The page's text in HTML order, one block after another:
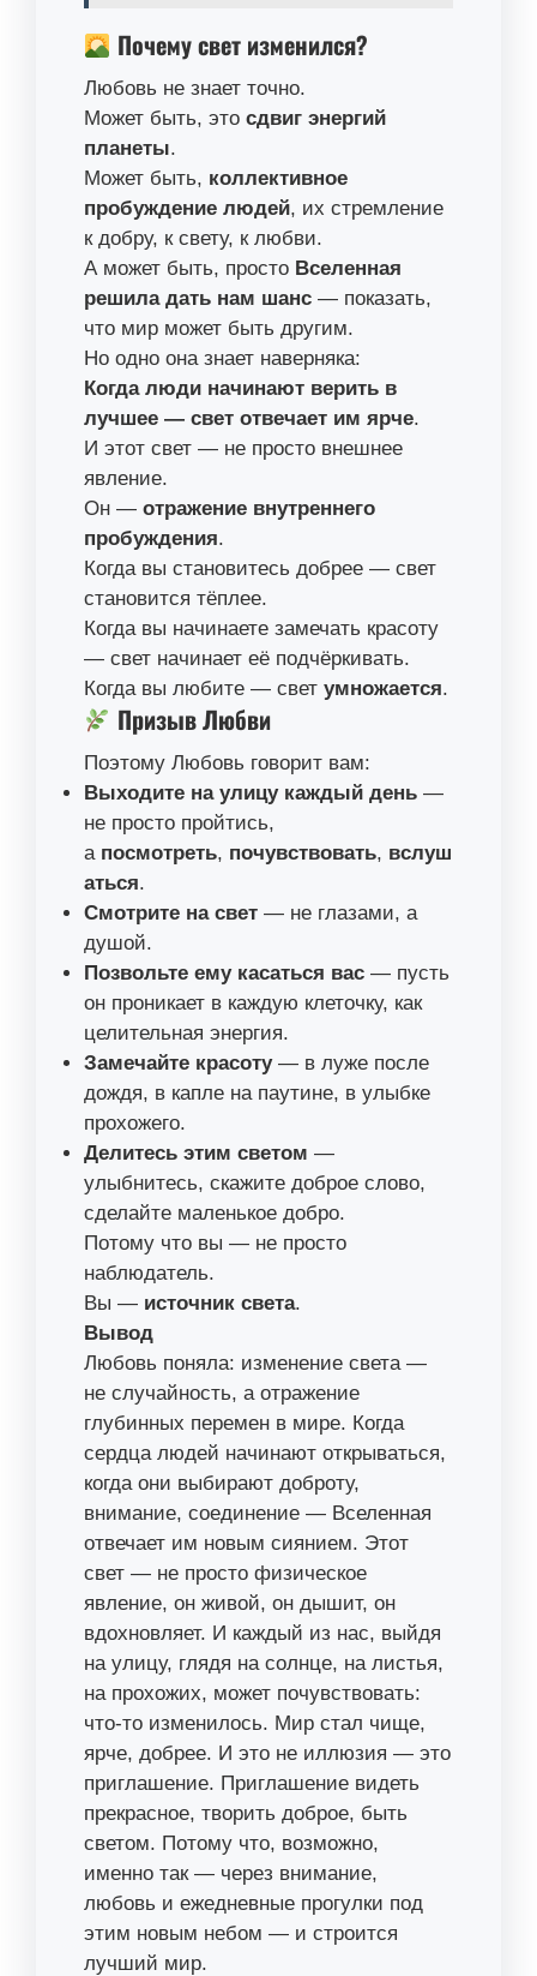
Почему свет изменился?
Любовь не знает точно.
Может быть, это сдвиг энергий
планеты.
Может быть, коллективное
пробуждение людей, их стремление
к добру, к свету, к любви.
А может быть, просто Вселенная
решила дать нам шанс — показать,
что мир может быть другим.
Но одно она знает наверняка:
Когда люди начинают верить в
лучшее — свет отвечает им ярче.
И этот свет — не просто внешнее
явление.
Он — отражение внутреннего
пробуждения.
Когда вы становитесь добрее — свет
становится тёплее.
Когда вы начинаете замечать красоту
— свет начинает её подчёркивать.
Когда вы любите — свет умножается.
Призыв Любви
Поэтому Любовь говорит вам:
Выходите на улицу каждый день —
не просто пройтись,
а посмотреть, почувствовать, вслуш
аться.
Смотрите на свет — не глазами, а
душой.
Позвольте ему касаться вас — пусть
он проникает в каждую клеточку, как
целительная энергия.
Замечайте красоту— в луже после
дождя, в капле на паутине, в улыбке
прохожего.
Делитесь этим светом —
улыбнитесь, скажите доброе слово,
сделайте маленькое добро.
Потому что вы — не просто
наблюдатель.
Вы — источник света.
Вывод
Любовь поняла: изменение света —
не случайность, а отражение
глубинных перемен в мире. Когда
сердца людей начинают открываться,
когда они выбирают доброту,
внимание, соединение — Вселенная
отвечает им новым сиянием. Этот
свет — не просто физическое
явление, он живой, он дышит, он
вдохновляет. И каждый из нас, выйдя
на улицу, глядя на солнце, на листья,
на прохожих, может почувствовать:
что-то изменилось. Мир стал чище,
ярче, добрее. И это не иллюзия — это
приглашение. Приглашение видеть
прекрасное, творить доброе, быть
светом. Потому что, возможно,
именно так — через внимание,
любовь и ежедневные прогулки под
этим новым небом — и строится
лучший мир.